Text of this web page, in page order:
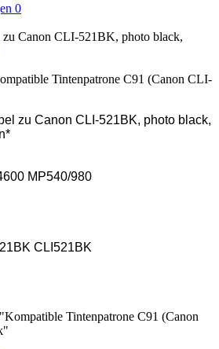
0
zu Canon CLI-521BK, photo black,
Tintenpatrone C91 (Canon CLI-
zu Canon CLI-521BK, photo black,
MP540/980
CLI521BK
Tintenpatrone C91 (Canon